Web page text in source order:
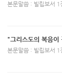
본문말씀 : 빌립보서
"그리스도의 복음이
본문말씀 : 빌립보서